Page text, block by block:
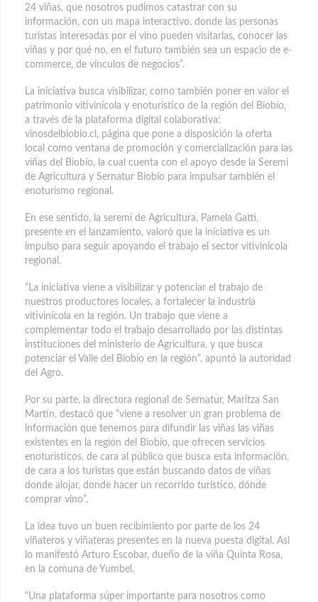
24 viñas, que nosotros pudimos catastrar con su
información, con un mapa interactivo, donde las personas
turistas interesadas por el vino pueden visitarlas, conocer las
viñas y por qué no, en el futuro también sea un espacio de e-
commerce, de vínculos de negocios”.
La iniciativa busca visibilizar, como también poner en valor el
patrimonio vitivinícola y enoturístico de la región del Biobío,
a través de la plataforma digital colaborativa:
vinosdelbiobio.cl, página que pone a disposición la oferta
local como ventana de promoción y comercialización para las
viñas del Biobío, la cual cuenta con el apoyo desde la Seremi
de Agricultura y Sernatur Biobío para impulsar también el
enoturismo regional.
En ese sentido, la seremi de Agricultura, Pamela Gatti,
presente en el lanzamiento, valoró que la iniciativa es un
impulso para seguir apoyando el trabajo el sector vitivinícola
regional.
“La iniciativa viene a visibilizar y potenciar el trabajo de
nuestros productores locales, a fortalecer la industria
vitivinícola en la región. Un trabajo que viene a
complementar todo el trabajo desarrollado por las distintas
instituciones del ministerio de Agricultura, y que busca
potenciar el Valle del Biobío en la región”, apuntó la autoridad
del Agro.
Por su parte, la directora regional de Sernatur, Maritza San
Martín, destacó que “viene a resolver un gran problema de
información que tenemos para difundir las viñas las viñas
existentes en la región del Biobío, que ofrecen servicios
enoturísticos, de cara al público que busca esta información,
de cara a los turistas que están buscando datos de viñas
donde alojar, donde hacer un recorrido turístico, dónde
comprar vino”.
La idea tuvo un buen recibimiento por parte de los 24
viñateros y viñateras presentes en la nueva puesta digital. Así
lo manifestó Arturo Escobar, dueño de la viña Quinta Rosa,
en la comuna de Yumbel.
“Una plataforma súper importante para nosotros como